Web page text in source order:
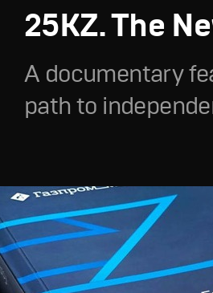
25KZ. The
A documentary
path to